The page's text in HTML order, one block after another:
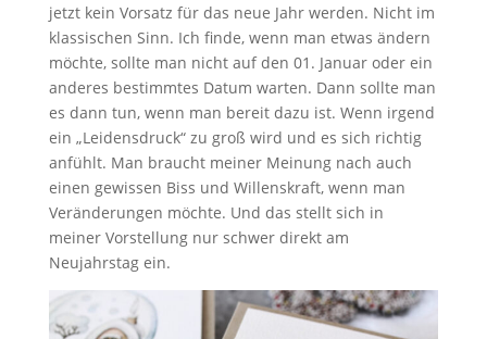
jetzt kein Vorsatz für das neue Jahr werden. Nicht im
klassischen Sinn. Ich finde, wenn man etwas ändern
möchte, sollte man nicht auf den 01. Januar oder ein
anderes bestimmtes Datum warten. Dann sollte man
es dann tun, wenn man bereit dazu ist. Wenn irgend
ein „Leidensdruck“ zu groß wird und es sich richtig
anfühlt. Man braucht meiner Meinung nach auch
einen gewissen Biss und Willenskraft, wenn man
Veränderungen möchte. Und das stellt sich in
meiner Vorstellung nur schwer direkt am
Neujahrstag ein.